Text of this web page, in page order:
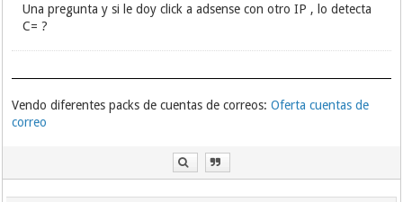
Una pregunta y si le doy click a adsense con otro IP , lo detecta
C= ?
Vendo diferentes packs de cuentas de correos:Oferta cuentas de
correo